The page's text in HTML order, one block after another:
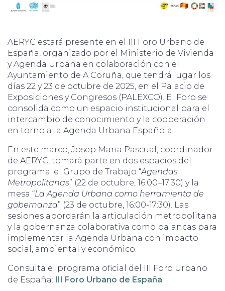
AERYC estará presente en el III Foro Urbano de
España, organizado por el Ministerio de Vivienda
y Agenda Urbana en colaboración con el
Ayuntamiento de A Coruña, que tendrá lugar los
días 22 y 23 de octubre de 2025, en el Palacio de
Exposiciones y Congresos (PALEXCO). El Foro se
consolida como un espacio institucional para el
intercambio de conocimiento y la cooperación
en torno a la Agenda Urbana Española.
En este marco, Josep Maria Pascual, coordinador
de AERYC, tomará parte en dos espacios del
programa: el Grupo de Trabajo “Agendas
Metropolitanas” (22 de octubre, 16:00–17:30) y la
mesa “La Agenda Urbana como herramienta de
gobernanza” (23 de octubre, 16:00-17:30). Las
sesiones abordarán la articulación metropolitana
y la gobernanza colaborativa como palancas para
implementar la Agenda Urbana con impacto
social, ambiental y económico.
Consulta el programa oficial del III Foro Urbano
de España:
III Foro Urbano de España